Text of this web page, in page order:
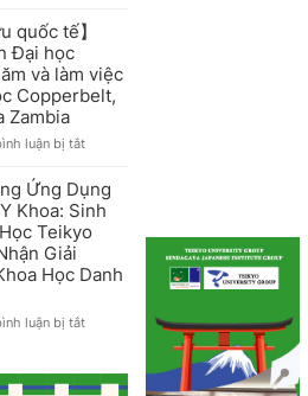
xuất
chiến
Marketing
cho
hỗ
tìm
việc
“AI
hội
Trải
Đại
học
cơ
sở
Fukuoka!
quốc tế】
Đại học
và làm việc
Copperbelt,
Zambia
luận bị tắtở
quốc
tế】
Phái
Đại
thăm
làm
việc
Ứng Dụng
Khoa: Sinh
Teikyo
Giải
Học Danh
luận bị tắtở
Ứng